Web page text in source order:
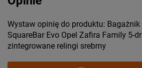
Wystaw opinię do produktu:
SquareBar Evo Opel Zafira Family 5-
zintegrowane relingi srebrny